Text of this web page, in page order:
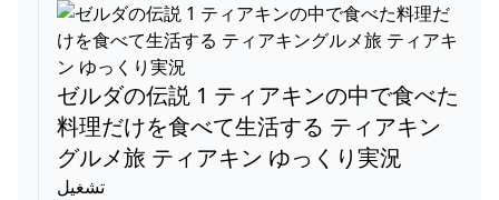
ゼルダの伝説 1 ティアキンの中で食べた
料理だけを食べて生活する ティアキン
グルメ旅 ティアキン ゆっくり実況
تشغيل